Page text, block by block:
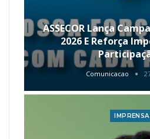
ASSECOR Lança
2026 E Reforça
Comunicacao
IMPRENSA